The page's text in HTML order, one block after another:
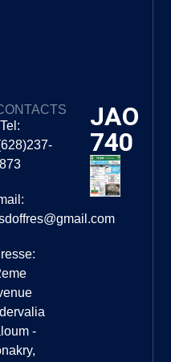
Tel:
873
-
JAO
740